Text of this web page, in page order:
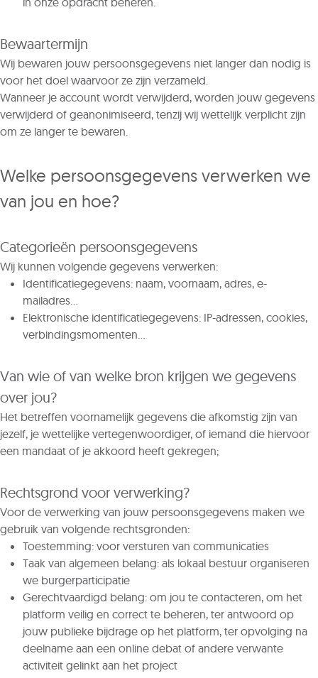
Bewaartermijn
Wij bewaren jouw persoonsgegevens niet langer dan nodig is
voor het doel waarvoor ze zijn verzameld.
Wanneer je account wordt verwijderd, worden jouw gegevens
verwijderd of geanonimiseerd, tenzij wij wettelijk verplicht zijn
om ze langer te bewaren.
Welke persoonsgegevens verwerken we
van jou en hoe?
Categorieën persoonsgegevens
Wij kunnen volgende gegevens verwerken:
Identificatiegegevens: naam, voornaam, adres, e-
mailadres…
Elektronische identificatiegegevens: IP-adressen, cookies,
verbindingsmomenten…
Van wie of van welke bron krijgen we gegevens
over jou?
Het betreffen voornamelijk gegevens die afkomstig zijn van
jezelf, je wettelijke vertegenwoordiger, of iemand die hiervoor
een mandaat of je akkoord heeft gekregen;
Rechtsgrond voor verwerking?
Voor de verwerking van jouw persoonsgegevens maken we
gebruik van volgende rechtsgronden:
Toestemming: voor versturen van communicaties
Taak van algemeen belang: als lokaal bestuur organiseren
we burgerparticipatie
Gerechtvaardigd belang: om jou te contacteren, om het
platform veilig en correct te beheren, ter antwoord op
jouw publieke bijdrage op het platform, ter opvolging na
deelname aan een online debat of andere verwante
activiteit gelinkt aan het project